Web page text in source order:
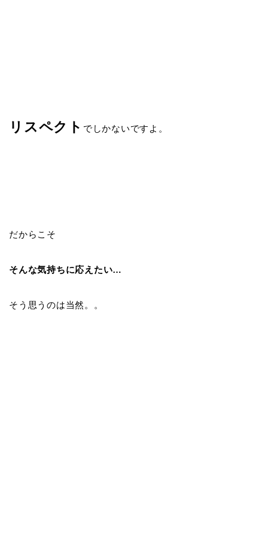
リスペクト でしかないですよ。
だからこそ
そんな気持ちに応えたい…
そう思うのは当然。。